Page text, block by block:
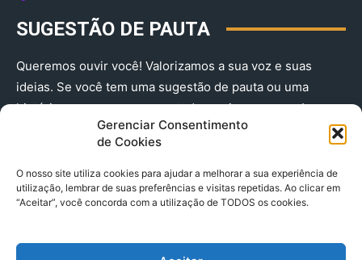
Gerenciar Consentimento
de Cookies
O nosso site utiliza cookies para ajudar a melhorar a sua experiência de
utilização, lembrar de suas preferências e visitas repetidas. Ao clicar em
“Aceitar”, você concorda com a utilização de TODOS os cookies.
SUGESTÃO DE PAUTA
Queremos ouvir você! Valorizamos a sua voz e suas
ideias. Se você tem uma sugestão de pauta ou uma
história que merece ser contada, envie-nos agora!
(91) 98224 - 3111